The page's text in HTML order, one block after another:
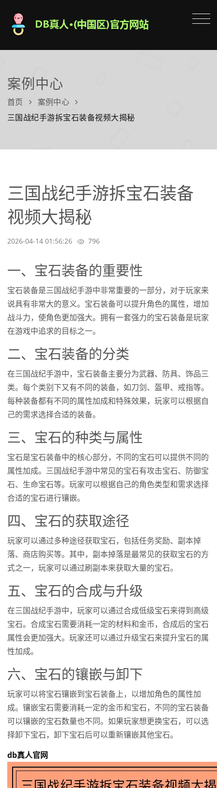
案例中心
首页
案例中心
三国战纪手游拆宝石装备视频大揭秘
三国战纪手游拆宝石装备
视频大揭秘
2026-04-14 01:56:26 796
一、宝石装备的重要性
宝石装备是三国战纪手游中非常重要的一部分，对于玩家来
说具有非常大的意义。宝石装备可以提升角色的属性，增加
战斗力，使角色更加强大。拥有一套强力的宝石装备是玩家
在游戏中追求的目标之一。
二、宝石装备的分类
在三国战纪手游中，宝石装备主要分为武器、防具、饰品三
类。每个类别下又有不同的装备，如刀剑、盔甲、戒指等。
每种装备都有不同的属性加成和特殊效果，玩家可以根据自
己的需求选择合适的装备。
三、宝石的种类与属性
宝石是宝石装备中的核心部分，不同的宝石可以提供不同的
属性加成。三国战纪手游中常见的宝石有攻击宝石、防御宝
石、生命宝石等。玩家可以根据自己的角色类型和需求选择
合适的宝石进行镶嵌。
四、宝石的获取途径
玩家可以通过多种途径获取宝石，包括任务奖励、副本掉
落、商店购买等。其中，副本掉落是最常见的获取宝石的方
式之一，玩家可以通过刷副本来获取大量的宝石。
五、宝石的合成与升级
在三国战纪手游中，玩家可以通过合成低级宝石来得到高级
宝石。合成宝石需要消耗一定的材料和金币，合成后的宝石
属性会更加强大。玩家还可以通过升级宝石来提升宝石的属
性加成。
六、宝石的镶嵌与卸下
玩家可以将宝石镶嵌到宝石装备上，以增加角色的属性加
成。镶嵌宝石需要消耗一定的金币和宝石，不同的宝石装备
可以镶嵌的宝石数量也不同。如果玩家想更换宝石，可以选
择卸下宝石，卸下宝石后可以重新镶嵌其他宝石。
db真人官网